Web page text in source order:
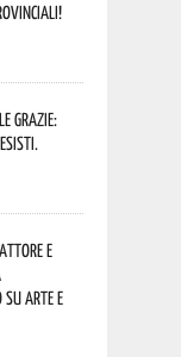
Grazie:
e
su arte e